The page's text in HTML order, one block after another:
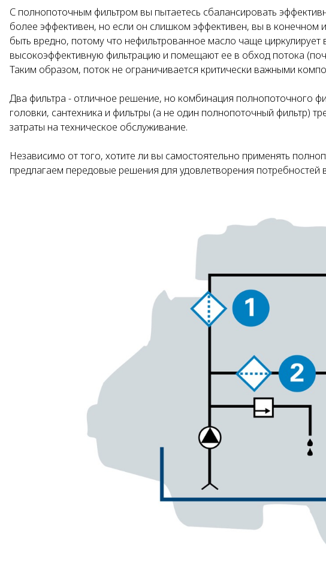
С полнопоточным фильтром вы пытаетесь сбалансировать
более эффективен, но если он слишком эффективен, вы в конечном
быть вредно, потому что нефильтрованное масло чаще
высокоэффективную фильтрацию и помещают ее в обход потока
Таким образом, поток не ограничивается критически важными
Два фильтра - отличное решение, но комбинация полнопоточного
головки, сантехника и фильтры (а не один полнопоточный фильтр)
затраты на техническое обслуживание.
Независимо от того, хотите ли вы самостоятельно применять
предлагаем передовые решения для удовлетворения потребностей